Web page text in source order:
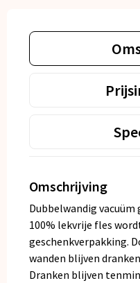
Omschrijving
Dubbelwandig
100% lekvrije fles
geschenkverpakking.
wanden blijven
Dranken blijven